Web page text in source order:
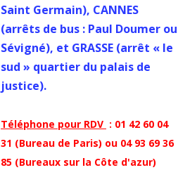
Saint Germain), CANNES
(arrêts de bus : Paul Doumer ou
Sévigné), et GRASSE (arrêt « le
sud » quartier du palais de
justice).
Téléphone pour RDV : 01 42 60 04
31 (Bureau de Paris) ou 04 93 69 36
85 (Bureaux sur la Côte d'azur)